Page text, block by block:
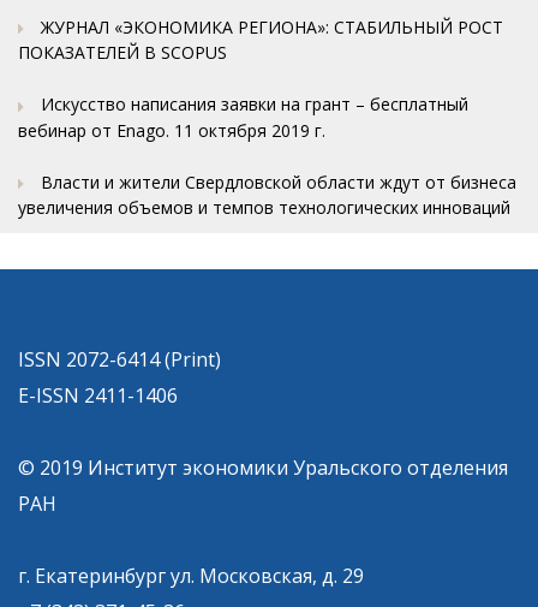
ЖУРНАЛ «ЭКОНОМИКА РЕГИОНА»: СТАБИЛЬНЫЙ РОСТ
ПОКАЗАТЕЛЕЙ В SCOPUS
Искусство написания заявки на грант – бесплатный
вебинар от Enago. 11 октября 2019 г.
Власти и жители Свердловской области ждут от бизнеса
увеличения объемов и темпов технологических инноваций
ISSN 2072-6414 (Print)
E-ISSN 2411-1406
© 2019 Институт экономики Уральского отделения
РАН
г. Екатеринбург ул. Московская, д. 29